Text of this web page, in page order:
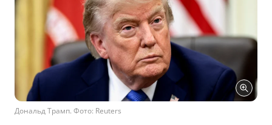
Дональд Трамп. Фото: Reuters